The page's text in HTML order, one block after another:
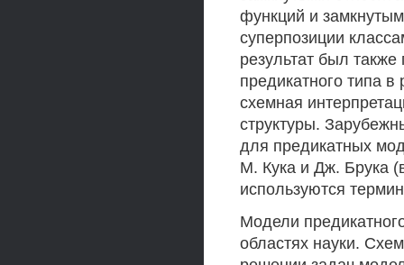
функций и
суперпозиции
результат был
предикатного типа
схемная
структуры.
для предикатных
М. Кука и Дж. Брука
используются
Модели
областях науки.